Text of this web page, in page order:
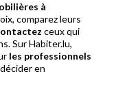
à
comparez leurs
ceux qui
Sur Habiter.lu,
les professionnels
en